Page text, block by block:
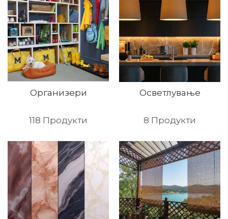
Организери
118 Продукти
Осветлување
8 Продукти